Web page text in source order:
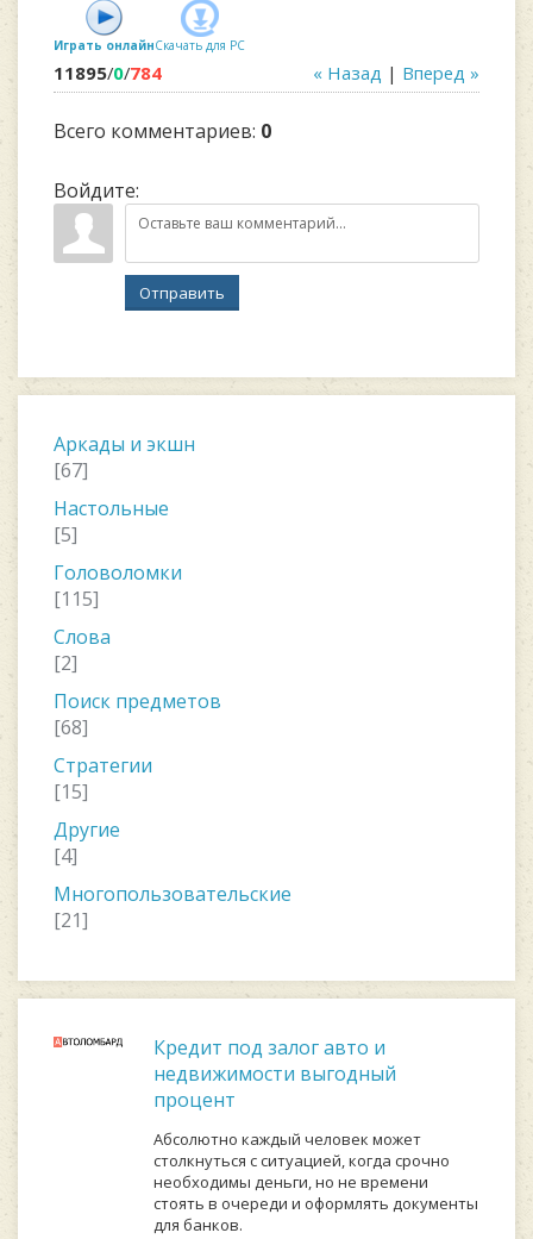
Играть онлайнСкачать для PC
« Назад | Вперед »
11895/0/784
Всего комментариев: 0
Войдите:
Отправить
Аркады и экшн
[67]
Настольные
[5]
Головоломки
[115]
Слова
[2]
Поиск предметов
[68]
Стратегии
[15]
Другие
[4]
Многопользовательские
[21]
Кредит под залог авто и
недвижимости выгодный
процент
Абсолютно каждый человек может
столкнуться с ситуацией, когда срочно
необходимы деньги, но не времени
стоять в очереди и оформлять документы
для банков.